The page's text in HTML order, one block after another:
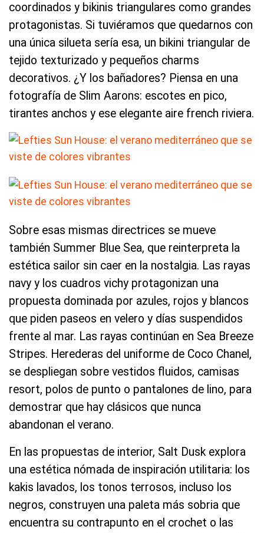
coordinados y bikinis triangulares como grandes
protagonistas. Si tuviéramos que quedarnos con
una única silueta sería esa, un bikini triangular de
tejido texturizado y pequeños charms
decorativos. ¿Y los bañadores? Piensa en una
fotografía de Slim Aarons: escotes en pico,
tirantes anchos y ese elegante aire french riviera.
Sobre esas mismas directrices se mueve
también Summer Blue Sea, que reinterpreta la
estética sailor sin caer en la nostalgia. Las rayas
navy y los cuadros vichy protagonizan una
propuesta dominada por azules, rojos y blancos
que piden paseos en velero y días suspendidos
frente al mar. Las rayas continúan en Sea Breeze
Stripes. Herederas del uniforme de Coco Chanel,
se despliegan sobre vestidos fluidos, camisas
resort, polos de punto o pantalones de lino, para
demostrar que hay clásicos que nunca
abandonan el verano.
En las propuestas de interior, Salt Dusk explora
una estética nómada de inspiración utilitaria: los
kakis lavados, los tonos terrosos, incluso los
negros, construyen una paleta más sobria que
encuentra su contrapunto en el crochet o las